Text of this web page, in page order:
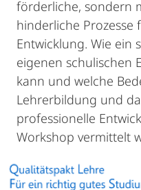
förderliche, sondern
hinderliche Prozesse
Entwicklung. Wie ein
eigenen schulischen
kann und welche
Lehrerbildung und
professionelle
Workshop vermittelt